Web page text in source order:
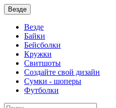
Везде
Везде
Байки
Бейсболки
Кружки
Свитшоты
Создайте свой дизайн
Сумки - шоперы
Футболки